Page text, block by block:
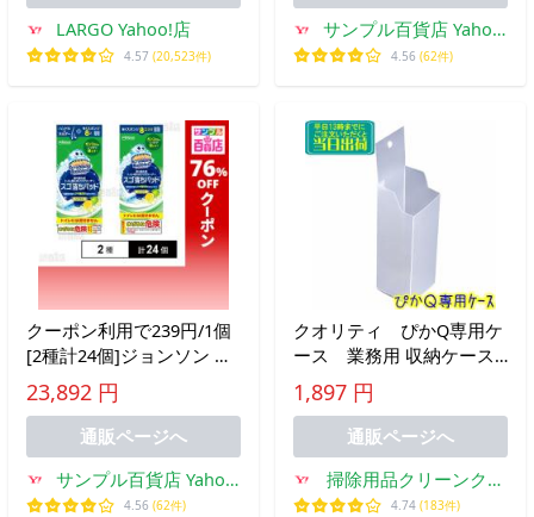
LARGO Yahoo!店
4.57 (20,523件)
サンプル百貨店 Yahoo!
店
4.56 (62件)
クーポン利用で239円/1個
[2種計24個]ジョンソン ス
クラビングバブル スゴ落
ちパッド 本体 / つけ替え
23,892 円
通販ページへ
サンプル百貨店 Yahoo!
店
4.56 (62件)
クオリティ ぴかQ専用ケ
ース 業務用 収納ケース
軟質PPケース ステンレス
ブラシ用ケース ぴかQ用収
納ケース ピカキュー専用
ケース
1,897 円
通販ページへ
掃除用品クリーンクリ
ンヤフー店
4.74 (183件)